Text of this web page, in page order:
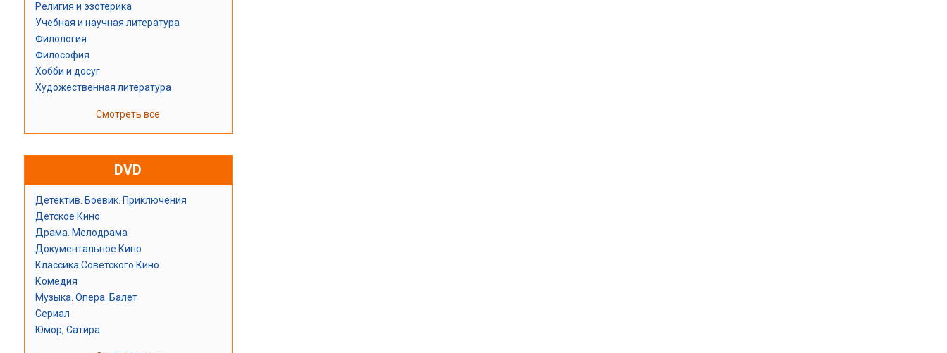
Религия и эзотерика
Учебная и научная литература
Филология
Философия
Хобби и досуг
Художественная литература
Смотреть все
DVD
Детектив. Боевик. Приключения
Детское Кино
Драма. Мелодрама
Документальное Кино
Классика Советского Кино
Комедия
Музыка. Опера. Балет
Сериал
Юмор, Сатира